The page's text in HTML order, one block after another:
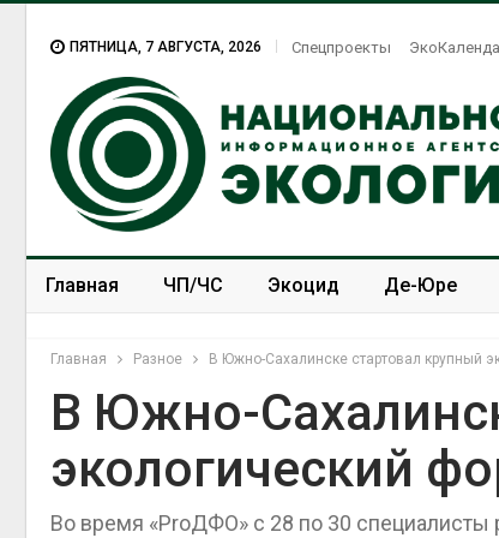
ПЯТНИЦА, 7 АВГУСТА, 2026 Спецпроекты
Главная ЧП/ЧС Экоцид Де-Юре
Главная Разное В Южно-Сахалинске стартовал крупный
В Южно-
экологический
Во время «ProДФО» с 28 по 30 специалисты